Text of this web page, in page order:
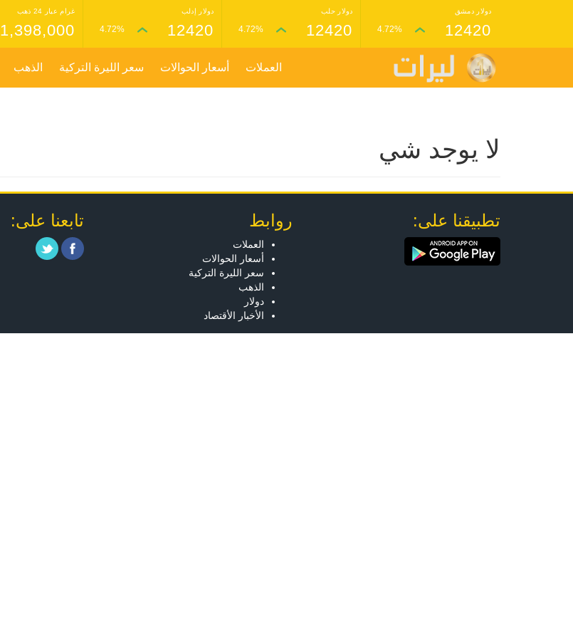
دولار دمشق
12420
4.72%
دولار حلب
12420
4.72%
دولار إدلب
12420
4.72%
غرام عيار 24 ذهب
1,398,000
العملات أسعار الحوالات سعر الليرة التركية الذهب
لا يوجد شي
تطبيقنا على: روابط
العملات
أسعار الحوالات
سعر الليرة التركية
الذهب
دولار
الأخبار الأقتصاد
تابعنا على: